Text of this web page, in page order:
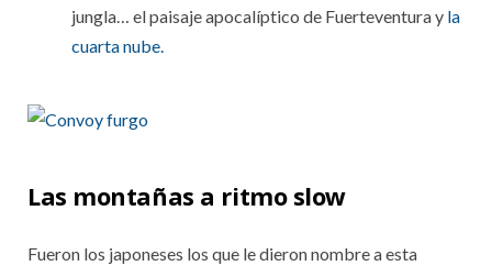
jungla… el paisaje apocalíptico de Fuerteventura y la
cuarta nube.
Las montañas a ritmo slow
Fueron los japoneses los que le dieron nombre a esta